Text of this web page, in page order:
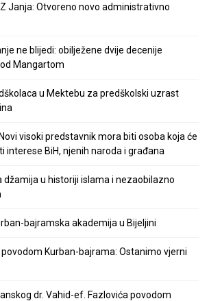
Janja: Otvoreno novo administrativno
ne blijedi: obilježene dvije decenije
Mangartom
u Mektebu za predškolski uzrast
visoki predstavnik mora biti osoba koja će
interese BiH, njenih naroda i građana
džamija u historiji islama i nezaobilazno
bajramska akademija u Bijeljini
Kurban-bajrama: Ostanimo vjerni
dr. Vahid-ef. Fazlovića povodom